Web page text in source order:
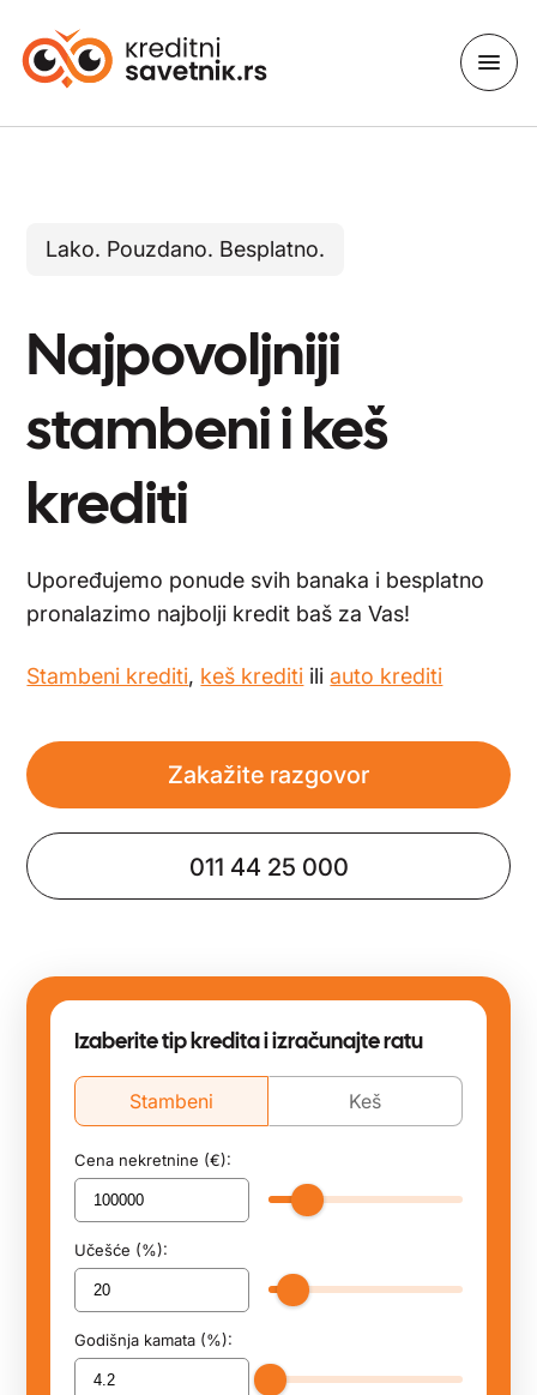
Lako. Pouzdano. Besplatno.
Najpovoljniji
stambeni i keš
krediti
Upoređujemo ponude svih banaka i besplatno
pronalazimo najbolji kredit baš za Vas!
Stambeni krediti, keš krediti iliauto krediti
Zakažite razgovor
011 44 25 000
Izaberite tip kredita i izračunajte ratu
Stambeni Keš
Cena nekretnine (€):
Učešće (%):
Godišnja kamata (%):